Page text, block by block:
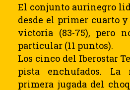
El conjunto aurinegro
desde el primer cuarto
victoria (83-75), pero
particular (11 puntos).
Los cinco del Iberostar
pista enchufados.
primera jugada del